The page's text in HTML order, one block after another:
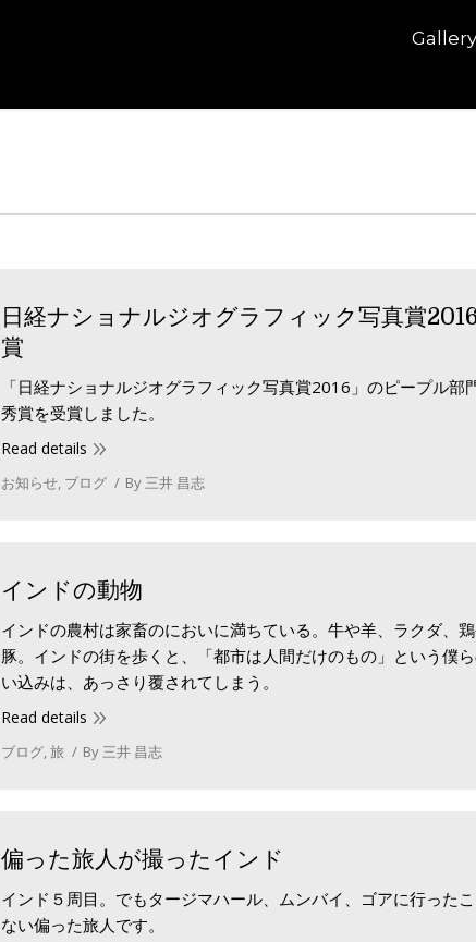
Gallery
日経ナショナルジオグラフィック写真賞
賞
「日経ナショナルジオグラフィック写真賞2016」のピープル部
秀賞を受賞しました。
Read details
お知らせ, ブログ By 三井 昌志
インドの動物
インドの農村は家畜のにおいに満ちている。牛や羊、ラクダ、
豚。インドの街を歩くと、「都市は人間だけのもの」という僕
い込みは、あっさり覆されてしまう。
Read details
ブログ,旅 By 三井 昌志
偏った旅人が撮ったインド
インド５周目。でもタージマハール、ムンバイ、ゴアに行った
ない偏った旅人です。